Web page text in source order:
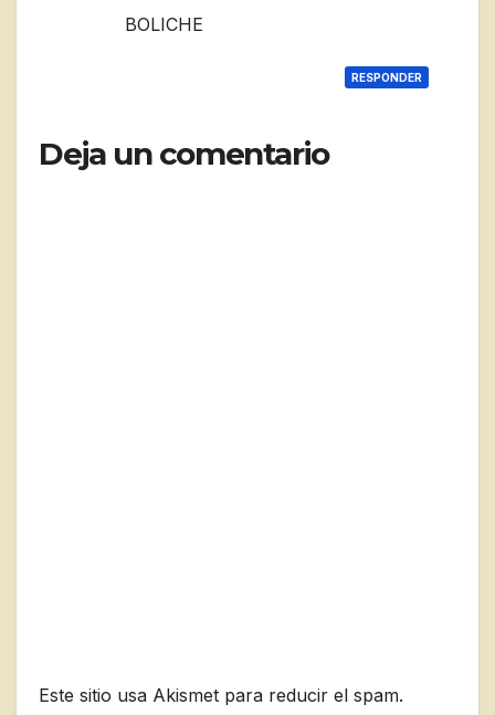
BOLICHE
RESPONDER
Deja un comentario
Este sitio usa Akismet para reducir el spam.